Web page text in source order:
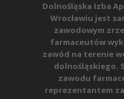
Dolnośląska Izba
Wrocławiu jest
zawodowym
farmaceutów
zawód na terenie
dolnośląskiego.
zawodu
reprezentantem